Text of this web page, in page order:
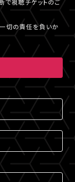
で視聴チケットのご
切の責任を負いか